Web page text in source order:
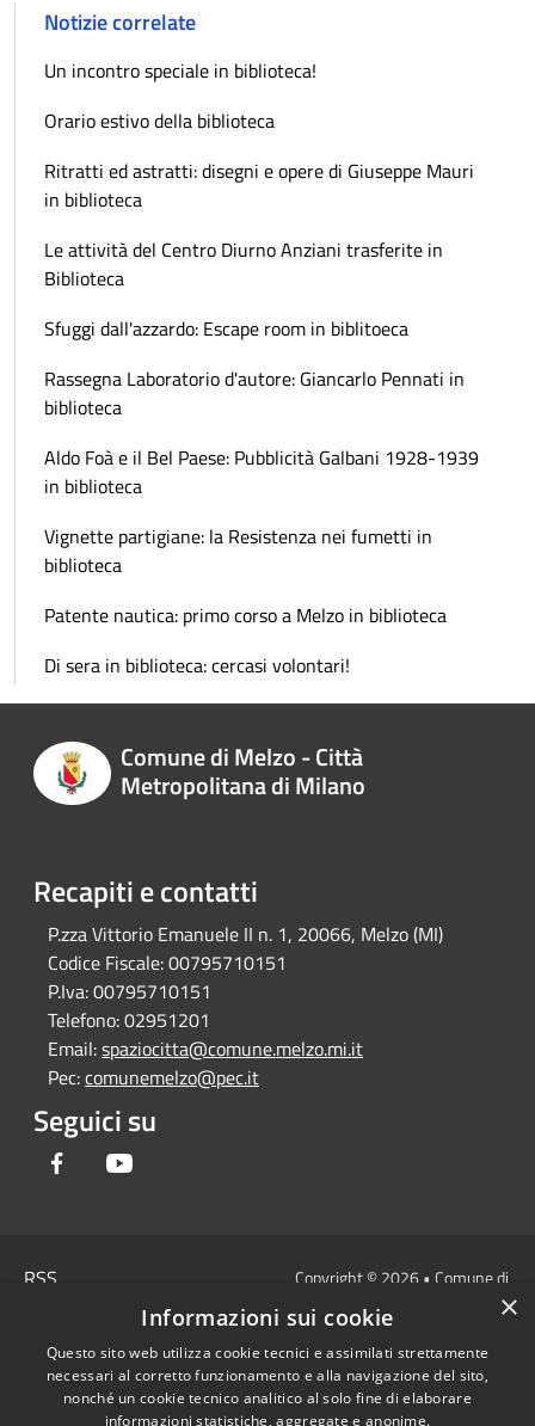
Notizie correlate
Un incontro speciale in biblioteca!
Orario estivo della biblioteca
Ritratti ed astratti: disegni e opere di Giuseppe Mauri
in biblioteca
Le attività del Centro Diurno Anziani trasferite in
Biblioteca
Sfuggi dall'azzardo: Escape room in biblitoeca
Rassegna Laboratorio d'autore: Giancarlo Pennati in
biblioteca
Aldo Foà e il Bel Paese: Pubblicità Galbani 1928-1939
in biblioteca
Vignette partigiane: la Resistenza nei fumetti in
biblioteca
Patente nautica: primo corso a Melzo in biblioteca
Di sera in biblioteca: cercasi volontari!
Comune di Melzo - Città
Metropolitana di Milano
Recapiti e contatti
P.zza Vittorio Emanuele II n. 1, 20066, Melzo (MI)
Codice Fiscale:00795710151
P.Iva:00795710151
Telefono:02951201
Email:spaziocitta@comune.melzo.mi.it
Pec:comunemelzo@pec.it
Seguici su
Facebook
RSS
Cookie
Mappa del sito
Copyright © 2026 • Comune di
Melzo - Città Metropolitana di
Milano • Powered by
Municipium•Accesso
redazione
×
Informazioni sui cookie
Questo sito web utilizza cookie tecnici e assimilati strettamente
necessari al corretto funzionamento e alla navigazione del sito,
nonché un cookie tecnico analitico al solo fine di elaborare
informazioni statistiche, aggregate e anonime.